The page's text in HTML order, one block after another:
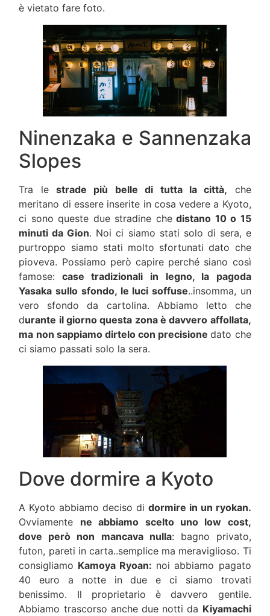
è vietato fare foto.
Ninenzaka e Sannenzaka
Slopes
Tra lestrade più belle di tutta la città, che
meritano di essere inserite in cosa vedere a Kyoto,
ci sono queste due stradine chedistano 10 o 15
minuti da Gion. Noi ci siamo stati solo di sera, e
purtroppo siamo stati molto sfortunati dato che
pioveva. Possiamo però capire perché siano così
famose: case tradizionali in legno, la pagoda
Yasaka sullo sfondo, le luci soffuse..insomma, un
vero sfondo da cartolina. Abbiamo letto che
durante il giorno questa zona è davvero affollata,
ma non sappiamo dirtelo con precisionedato che
ci siamo passati solo la sera.
Dove dormire a Kyoto
A Kyoto abbiamo deciso di dormire in un ryokan.
Ovviamente ne abbiamo scelto uno low cost,
dove però non mancava nulla: bagno privato,
futon, pareti in carta..semplice ma meraviglioso. Ti
consigliamo Kamoya Ryoan: noi abbiamo pagato
40 euro a notte in due e ci siamo trovati
benissimo. Il proprietario è davvero gentile.
Abbiamo trascorso anche due notti da Kiyamachi